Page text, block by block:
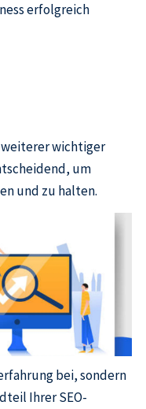
erfolgreich
wichtiger
um
und zu halten.
bei, sondern
Ihrer SEO-